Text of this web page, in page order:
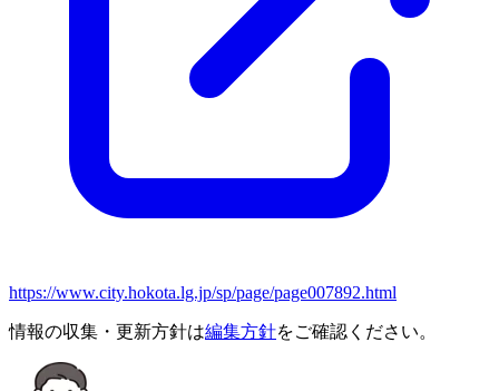
https://www.city.hokota.lg.jp/sp/page/page007892.html
情報の収集・更新方針は編集方針をご確認ください。